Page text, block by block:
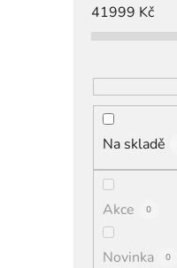
41999 Kč
Na skladě
Akce 0
Novinka 0